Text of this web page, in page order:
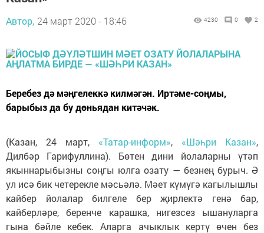
Автор, 24 март 2020 - 18:46 4230 0 2
Беребез дә мәңгелеккә килмәгән. Иртәме-соңмы,
барыбыз да бу дөньядан китәчәк.
(Казан, 24 март, «Татар-информ», «Шәһри Казан»,
Дилбәр Гарифуллина). Бөтен дини йолаларны үтәп
якыннарыбызны соңгы юлга озату — безнең бурыч. Ә
ул исә бик четерекле мәсьәлә. Мәет күмүгә кагылышлы
кайбер йолалар билгеле бер җирлектә генә бар,
кайберләре, беренче карашка, нигезсез ышануларга
гына бәйле кебек. Аларга ачыклык кертү өчен без